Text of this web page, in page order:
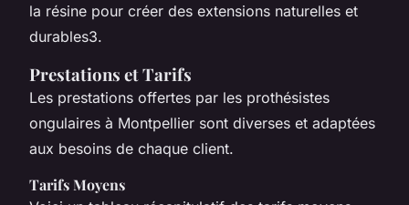
la résine pour créer des extensions naturelles et
durables3.
Prestations et Tarifs
Les prestations offertes par les prothésistes
ongulaires à Montpellier sont diverses et adaptées
aux besoins de chaque client.
Tarifs Moyens